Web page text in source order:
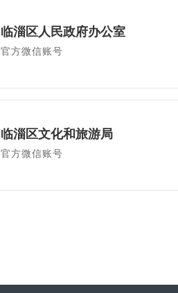
临淄区人民政府办公室
官方微信账号
临淄区文化和旅游局
官方微信账号